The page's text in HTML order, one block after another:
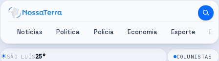
Pular para o conteúdo
Notícias Política Polícia Economia Esporte
☀SÃO LUÍS25° COLUNISTAS